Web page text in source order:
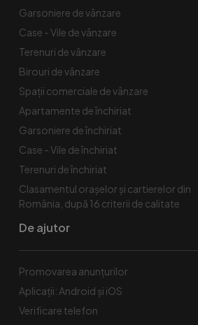
Garsoniere de vânzare
Case - Vile de vânzare
Terenuri de vânzare
Birouri de vânzare
Spaţii comerciale de vânzare
Apartamente de închiriat
Garsoniere de închiriat
Case - Vile de închiriat
Terenuri de închiriat
Clasamentul orașelor și cartierelor din
România, după 16 criterii de calitate
De ajutor
Promovarea anunțurilor
Aplicații: Android și iOS
Verificare telefon